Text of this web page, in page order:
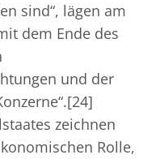
sind“, lägen am
dem Ende des
und der
[24]
zeichnen
Rolle,